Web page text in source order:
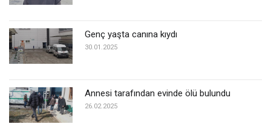
Genç yaşta canına kıydı
30.01.2025
Annesi tarafından evinde ölü bulundu
26.02.2025